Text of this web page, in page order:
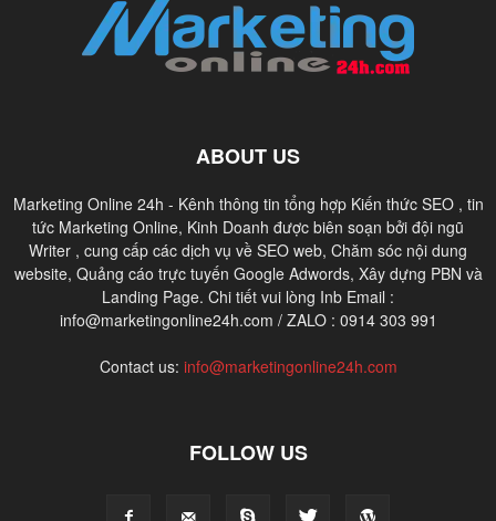
ABOUT US
Marketing Online 24h - Kênh thông tin tổng hợp Kiến thức SEO , tin
tức Marketing Online, Kinh Doanh được biên soạn bởi đội ngũ
Writer , cung cấp các dịch vụ về SEO web, Chăm sóc nội dung
website, Quảng cáo trực tuyến Google Adwords, Xây dựng PBN và
Landing Page. Chi tiết vui lòng Inb Email :
info@marketingonline24h.com / ZALO : 0914 303 991
Contact us: info@marketingonline24h.com
FOLLOW US